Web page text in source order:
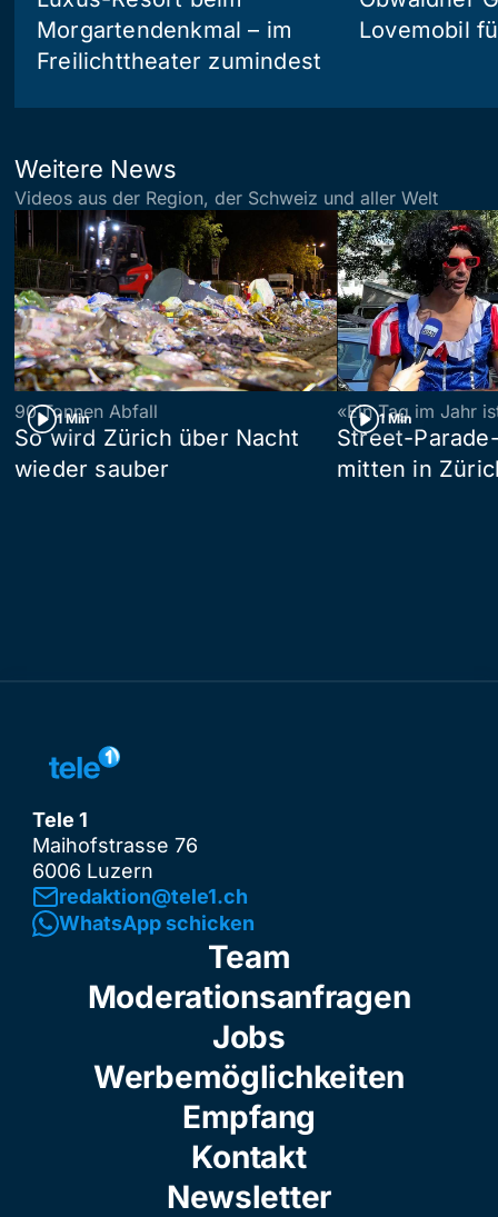
Morgartendenkmal – im
Freilichttheater zumindest
Lovemobil
Weitere News
Videos aus der Region, der Schweiz und aller Welt
1 Min
90 Tonnen Abfall
So wird Zürich über Nacht
wieder sauber
1 Min
«Ein Tag im Jahr
Street-
mitten in
Tele 1
Maihofstrasse 76
6006 Luzern
redaktion@tele1.ch
WhatsApp schicken
Team
Moderationsanfragen
Jobs
Werbemöglichkeiten
Empfang
Kontakt
Newsletter